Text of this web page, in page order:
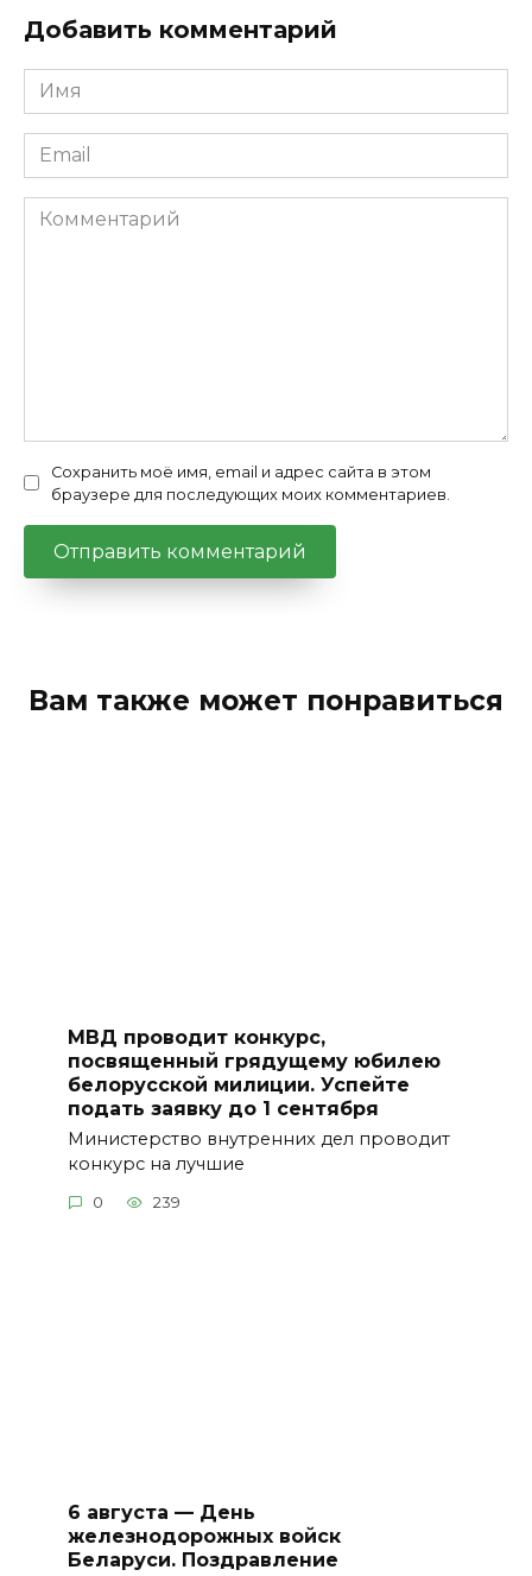
Добавить комментарий
Имя
*
Email
*
Комментарий
Сохранить моё имя, email и адрес сайта в этом
браузере для последующих моих комментариев.
Вам также может понравиться
МВД проводит конкурс,
посвященный грядущему юбилею
белорусской милиции. Успейте
подать заявку до 1 сентября
Министерство внутренних дел проводит
конкурс на лучшие
0 239
6 августа — День
железнодорожных войск
Беларуси. Поздравление